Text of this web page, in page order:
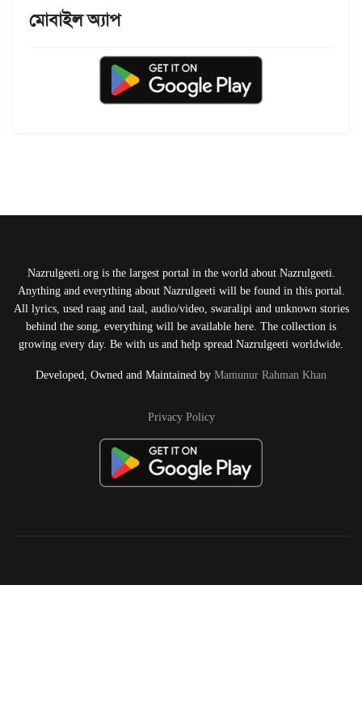
মোবাইল অ্যাপ
Nazrulgeeti.org is the largest portal in the world about Nazrulgeeti.
Anything and everything about Nazrulgeeti will be found in this portal.
All lyrics, used raag and taal, audio/video, swaralipi and unknown stories
behind the song, everything will be available here. The collection is
growing every day. Be with us and help spread Nazrulgeeti worldwide.
Developed, Owned and Maintained by Mamunur Rahman Khan
Privacy Policy